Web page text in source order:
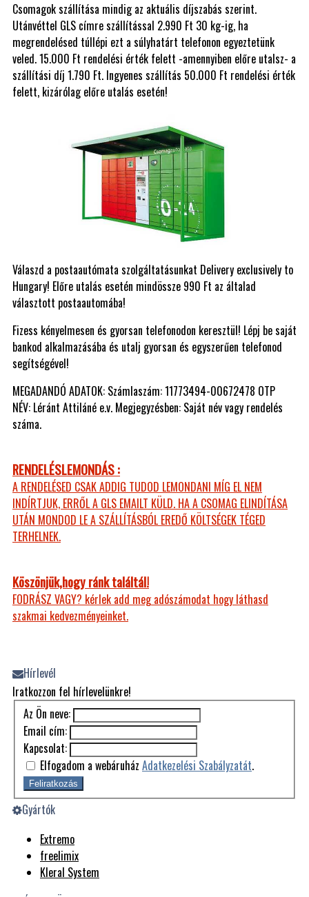
Csomagok szállítása mindig az aktuális díjszabás szerint.
Utánvéttel GLS címre szállítással 2.990 Ft 30 kg-ig, ha
megrendelésed túllépi ezt a súlyhatárt telefonon egyeztetünk
veled. 15.000 Ft rendelési érték felett -amennyiben előre utalsz- a
szállítási díj 1.790 Ft. Ingyenes szállítás 50.000 Ft rendelési érték
felett, kizárólag előre utalás esetén!
Válaszd a postaautómata szolgáltatásunkat Delivery exclusively to
Hungary! Előre utalás esetén mindössze 990 Ft az általad
választott postaautomába!
Fizess kényelmesen és gyorsan telefonodon keresztül! Lépj be saját
bankod alkalmazásába és utalj gyorsan és egyszerűen telefonod
segítségével!
MEGADANDÓ ADATOK: Számlaszám: 11773494-00672478 OTP
NÉV: Léránt Attiláné e.v. Megjegyzésben: Saját név vagy rendelés
száma.
RENDELÉSLEMONDÁS :
A RENDELÉSED CSAK ADDIG TUDOD LEMONDANI MÍG EL NEM
INDÍRTJUK, ERRŐL A GLS EMAILT KÜLD. HA A CSOMAG ELINDÍTÁSA
UTÁN MONDOD LE A SZÁLLÍTÁSBÓL EREDŐ KÖLTSÉGEK TÉGED
TERHELNEK.
Köszönjük,hogy ránk találtál!
FODRÁSZ VAGY? kérlek add meg adószámodat hogy láthasd
szakmai kedvezményeinket.
Hírlevél
Iratkozzon fel hírlevelünkre!
Az Ön neve:
Email cím:
Kapcsolat:
Elfogadom a webáruház Adatkezelési Szabályzatát.
Feliratkozás
Gyártók
Extremo
freelimix
Kleral System